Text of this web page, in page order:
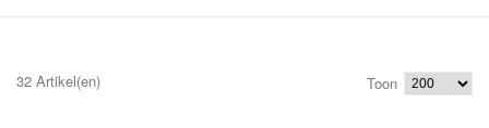
32 Artikel(en) Toon